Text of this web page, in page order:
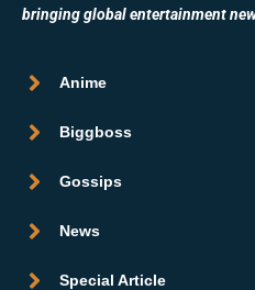
bringing global entertainment
Anime
Biggboss
Gossips
News
Special Article